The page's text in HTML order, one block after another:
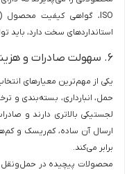
استانداردهای سخت دارد، باید
۶. سهولت صادرات و هزینه‌ حمل‌ونقل
یکی از مهم‌ترین معیارهای
حمل، انبارداری، بسته‌بندی و
لجستیکی بالاتری دارند و
ارسال آن ساده، کم‌ریسک و
برابر می‌کند.
محصولات پیچیده در حمل‌ونقل